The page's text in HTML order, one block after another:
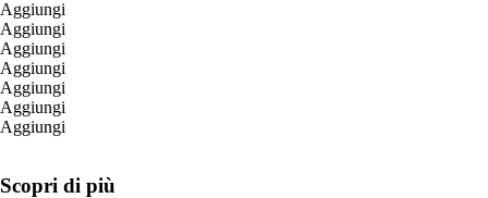
Aggiungi
Aggiungi
Aggiungi
Aggiungi
Aggiungi
Aggiungi
Aggiungi
Scopri di più